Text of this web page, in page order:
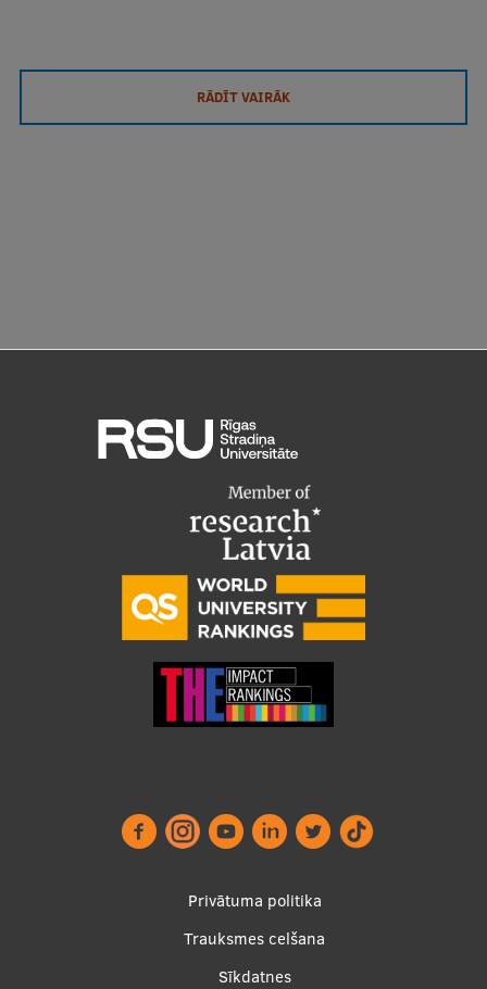
RĀDĪT VAIRĀK
Privātuma politika
Trauksmes celšana
Sīkdatnes